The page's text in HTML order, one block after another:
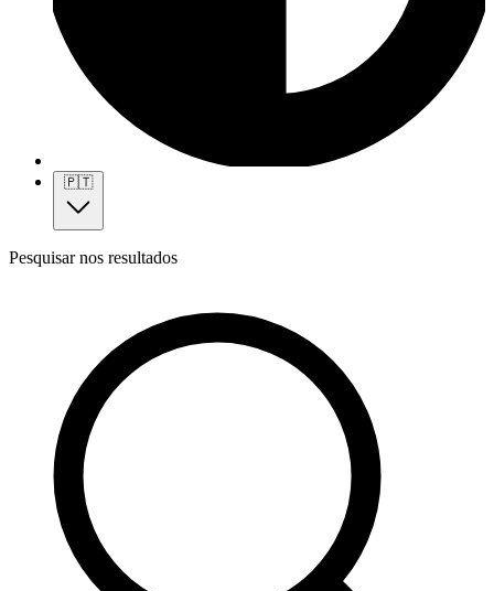
🇵🇹
Pesquisar nos resultados